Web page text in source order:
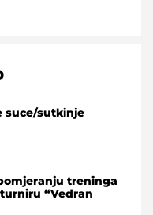
suce/sutkinje
treninga
“Vedran